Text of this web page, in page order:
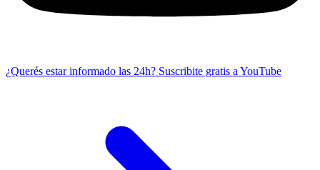
¿Querés estar informado las 24h? Suscribite gratis a YouTube